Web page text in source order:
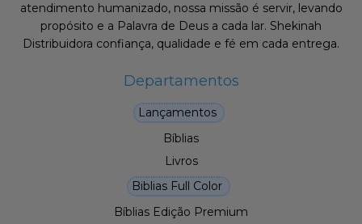
atendimento humanizado, nossa missão é servir, levando
propósito e a Palavra de Deus a cada lar. Shekinah
Distribuidora confiança, qualidade e fé em cada entrega.
Departamentos
Lançamentos
Bíblias
Livros
Biblias Full Color
Bíblias Edição Premium